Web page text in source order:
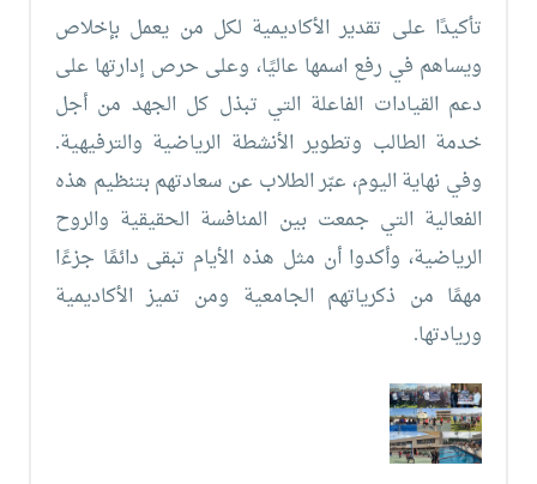
تأكيدًا على تقدير الأكاديمية لكل من يعمل بإخلاص
ويساهم في رفع اسمها عاليًا، وعلى حرص إدارتها على
دعم القيادات الفاعلة التي تبذل كل الجهد من أجل
خدمة الطالب وتطوير الأنشطة الرياضية والترفيهية.
وفي نهاية اليوم، عبّر الطلاب عن سعادتهم بتنظيم هذه
الفعالية التي جمعت بين المنافسة الحقيقية والروح
الرياضية، وأكدوا أن مثل هذه الأيام تبقى دائمًا جزءًا
مهمًا من ذكرياتهم الجامعية ومن تميز الأكاديمية
وريادتها.